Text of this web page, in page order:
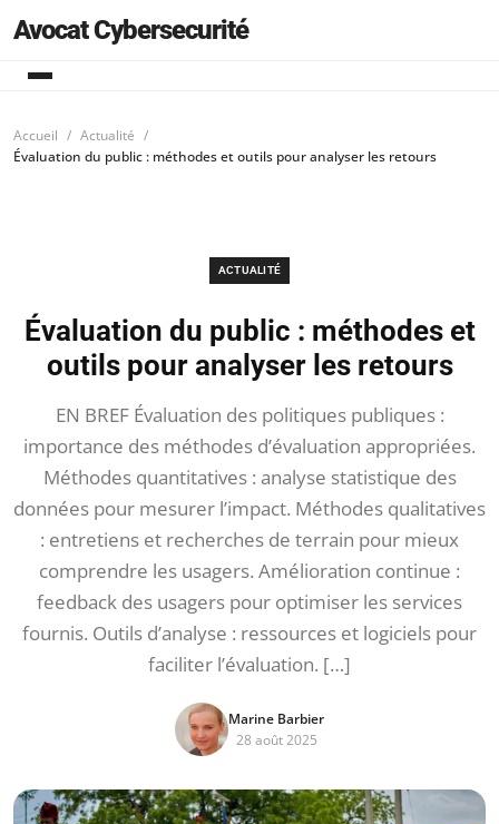
Avocat Cybersecurité
Accueil
Actualité
Évaluation du public : méthodes et outils pour analyser les retours
ACTUALITÉ
Évaluation du public : méthodes et
outils pour analyser les retours
EN BREF Évaluation des politiques publiques :
importance des méthodes d’évaluation appropriées.
Méthodes quantitatives : analyse statistique des
données pour mesurer l’impact. Méthodes qualitatives
: entretiens et recherches de terrain pour mieux
comprendre les usagers. Amélioration continue :
feedback des usagers pour optimiser les services
fournis. Outils d’analyse : ressources et logiciels pour
faciliter l’évaluation. […]
Marine Barbier
28 août 2025